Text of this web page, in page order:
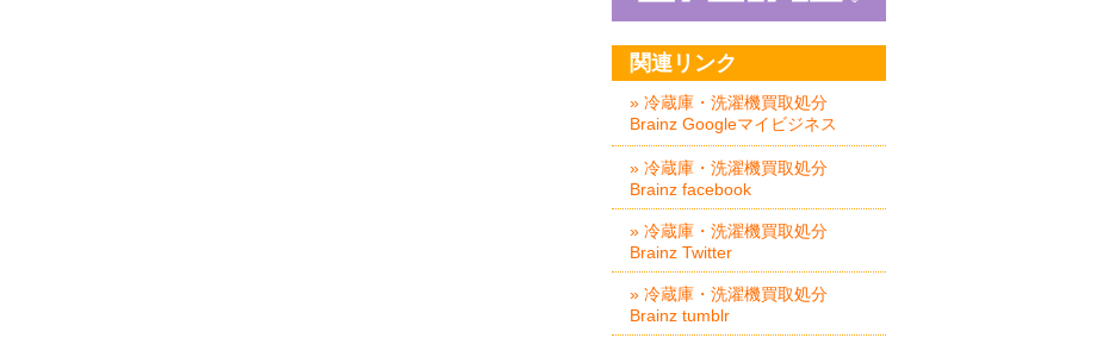
関連リンク
» 冷蔵庫・洗濯機買取処分
Brainz Googleマイビジネス
» 冷蔵庫・洗濯機買取処分
Brainz facebook
» 冷蔵庫・洗濯機買取処分
Brainz Twitter
» 冷蔵庫・洗濯機買取処分
Brainz tumblr